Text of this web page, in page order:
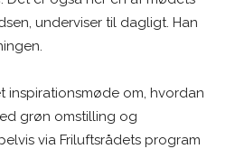
underviser til dagligt. Han
inspirationsmøde om, hvordan
grøn omstilling og
via Friluftsrådets program